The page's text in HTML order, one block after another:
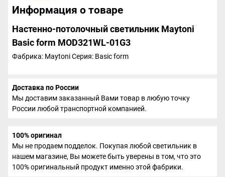
Информация о товаре
Настенно-потолочный светильник Maytoni
Basic form MOD321WL-01G3
Фабрика: MaytoniСерия: Basic form
Доставка по России
Мы доставим заказанный Вами товар в любую точку
России любой транспортной компанией.
100% оригинал
Мы не продаем подделок. Покупая любой светильник в
нашем магазине, Вы можете быть уверены в том, что это
100% оригинальный продукт именно этой фабрики.